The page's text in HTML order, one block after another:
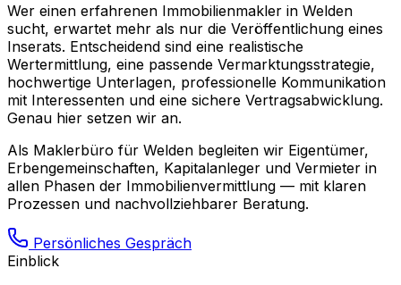
Wer einen erfahrenen Immobilienmakler in Welden
sucht, erwartet mehr als nur die Veröffentlichung eines
Inserats. Entscheidend sind eine realistische
Wertermittlung, eine passende Vermarktungsstrategie,
hochwertige Unterlagen, professionelle Kommunikation
mit Interessenten und eine sichere Vertragsabwicklung.
Genau hier setzen wir an.
Als Maklerbüro für Welden begleiten wir Eigentümer,
Erbengemeinschaften, Kapitalanleger und Vermieter in
allen Phasen der Immobilienvermittlung — mit klaren
Prozessen und nachvollziehbarer Beratung.
Persönliches Gespräch
Einblick